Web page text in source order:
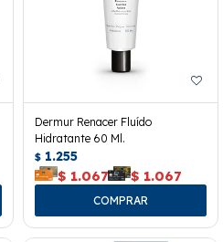
Dermur Renacer Fluído
Hidratante 60 Ml.
$ 1.255
$ 1.067 $ 1.067